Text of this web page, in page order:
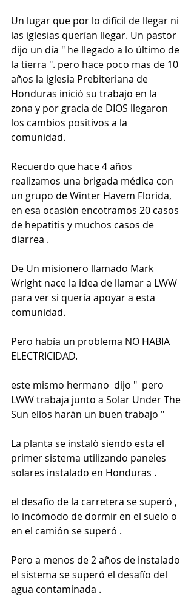
Un lugar que por lo difícil de llegar ni
las iglesias querían llegar. Un pastor
dijo un día " he llegado a lo último de
la tierra ". pero hace poco mas de 10
años la iglesia Prebiteriana de
Honduras inició su trabajo en la
zona y por gracia de DIOS llegaron
los cambios positivos a la
comunidad.
Recuerdo que hace 4 años
realizamos una brigada médica con
un grupo de Winter Havem Florida,
en esa ocasión encotramos 20 casos
de hepatitis y muchos casos de
diarrea .
De Un misionero llamado Mark
Wright nace la idea de llamar a LWW
para ver si quería apoyar a esta
comunidad.
Pero había un problema NO HABIA
ELECTRICIDAD.
este mismo hermano  dijo "  pero
LWW trabaja junto a Solar Under The
Sun ellos harán un buen trabajo "
La planta se instaló siendo esta el
primer sistema utilizando paneles
solares instalado en Honduras .
el desafío de la carretera se superó ,
lo incómodo de dormir en el suelo o
en el camión se superó .
Pero a menos de 2 años de instalado
el sistema se superó el desafío del
agua contaminada .